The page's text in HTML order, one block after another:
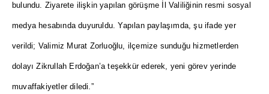
bulundu. Ziyarete ilişkin yapılan görüşme İl Valiliğinin resmi sosyal
medya hesabında duyuruldu. Yapılan paylaşımda, şu ifade yer
verildi; Valimiz Murat Zorluoğlu, ilçemize sunduğu hizmetlerden
dolayı Zikrullah Erdoğan’a teşekkür ederek, yeni görev yerinde
muvaffakiyetler diledi.”